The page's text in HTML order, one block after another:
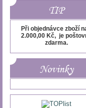
TIP
Při objednávce zboží
2.000,00 Kč, je
zdarma.
Novinky